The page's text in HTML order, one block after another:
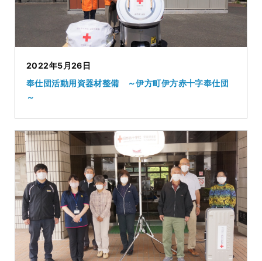
2022年5月26日
奉仕団活動用資器材整備 ～伊方町伊方赤十字奉仕団
～